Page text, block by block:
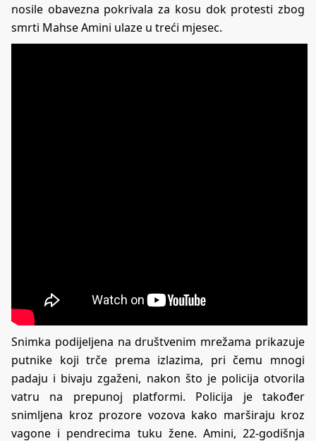
nosile obavezna pokrivala za kosu dok protesti zbog
smrti Mahse Amini ulaze u treći mjesec.
Snimka podijeljena na društvenim mrežama prikazuje
putnike koji trče prema izlazima, pri čemu mnogi
padaju i bivaju zgaženi, nakon što je policija otvorila
vatru na prepunoj platformi. Policija je također
snimljena kroz prozore vozova kako marširaju kroz
vagone i pendrecima tuku žene. Amini, 22-godišnja